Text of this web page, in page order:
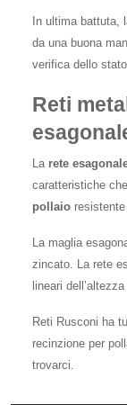
In ultima battuta,
da una buona
verifica dello
Reti
La rete
caratteristiche
pollaio
La maglia
zincato. La rete
lineari
Reti Rusconi ha
recinzione per
trovarci.